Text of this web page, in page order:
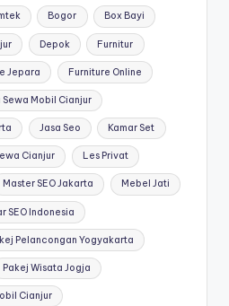
Bogor Box Bayi
Depok Furnitur
Jepara Furniture Online
Sewa Mobil Cianjur
Jasa Seo Kamar Set
Cianjur Les Privat
Master SEO Jakarta Mebel Jati
SEO Indonesia
Pelancongan Yogyakarta
Pakej Wisata Jogja
Cianjur